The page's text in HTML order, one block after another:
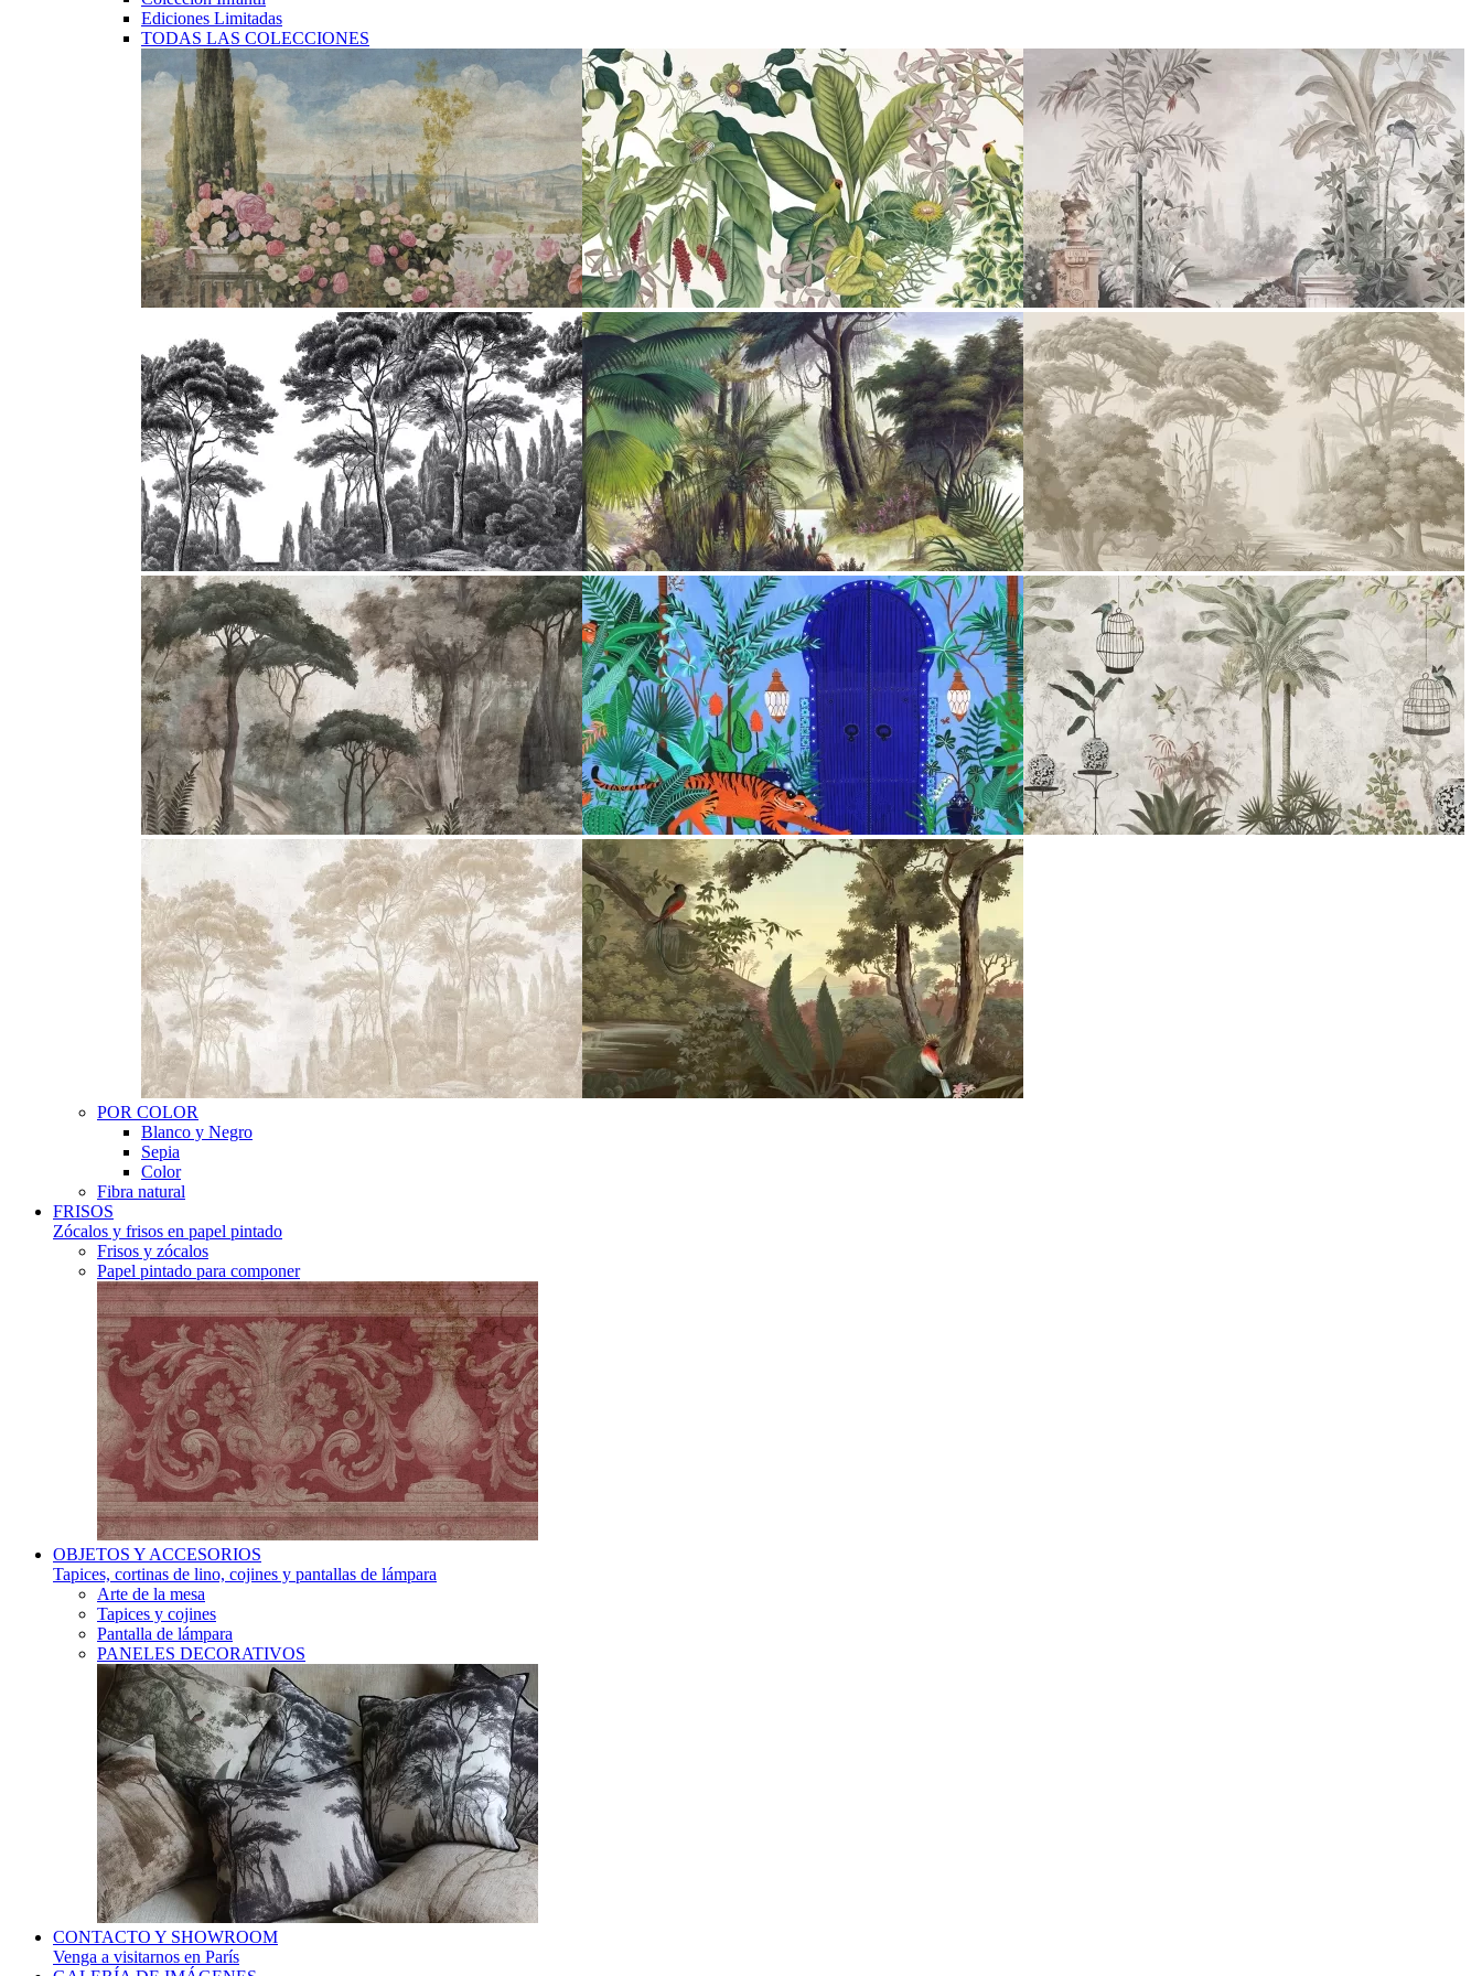
Ediciones Limitadas
TODAS LAS COLECCIONES
POR COLOR
Blanco y Negro
Sepia
Color
Fibra natural
FRISOS
Zócalos y frisos en papel pintado
Frisos y zócalos
Papel pintado para componer
OBJETOS Y ACCESORIOS
Tapices, cortinas de lino, cojines y pantallas de lámpara
Arte de la mesa
Tapices y cojines
Pantalla de lámpara
PANELES DECORATIVOS
CONTACTO Y SHOWROOM
Venga a visitarnos en París